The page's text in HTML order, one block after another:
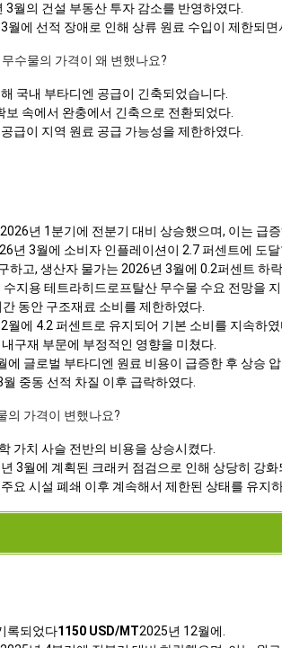
월의 건설 부동산 투자 감소를 반영하였다.
에 선적 장애로 인해 상류 원료 수입이 제한되면
수물의 가격이 왜 변했나요?
국내 부타디엔 공급이 긴축되었습니다.
속에서 완충에서 긴축으로 전환되었다.
급이 지역 원료 공급 가능성을 제한하였다.
년 1분기에 전분기 대비 상승했으며, 이는 급
년 3월에 소비자 인플레이션이 2.7 퍼센트에 도
고, 생산자 물가는 2026년 3월에 0.2퍼센트 하
지용 테트라히드로프탈산 무수물 수요 전망을
동안 구조재료 소비를 제한하였다.
에 4.2 퍼센트로 유지되어 기본 소비를 지속하였
구재 부문에 부정적인 영향을 미쳤다.
글로벌 부타디엔 원료 비용이 급증한 후 상승
중동 선적 차질 이후 급락하였다.
의 가격이 변했나요?
가치 사슬 전반의 비용을 상승시켰다.
3월에 계획된 크래커 점검으로 인해 상당히 강화
요 시설 폐쇄 이후 계속해서 제한된 상태를 유지
록되었다1150 USD/MT2025년 12월에.